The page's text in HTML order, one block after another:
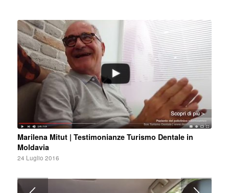
Marilena Mitut | Testimonianze Turismo Dentale in
Moldavia
24 Luglio 2016